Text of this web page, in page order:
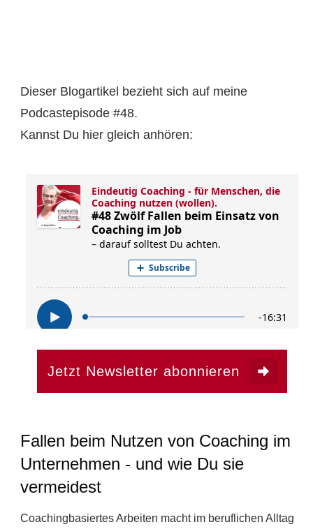
Dieser Blogartikel bezieht sich auf meine
Podcastepisode #48.
Kannst Du hier gleich anhören:
Jetzt Newsletter abonnieren
Fallen beim Nutzen von Coaching im
Unternehmen - und wie Du sie
vermeidest
Coachingbasiertes Arbeiten macht im beruflichen Alltag